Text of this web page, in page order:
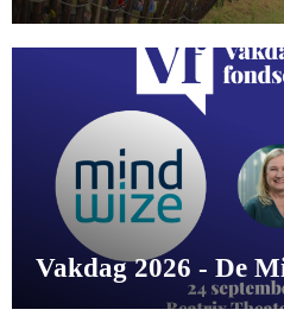
Vakdag 2026 - De